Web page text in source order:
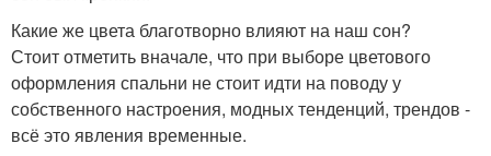
Какие же цвета благотворно влияют на наш сон?
Стоит отметить вначале, что при выборе цветового
оформления спальни не стоит идти на поводу у
собственного настроения, модных тенденций, трендов -
всё это явления временные.